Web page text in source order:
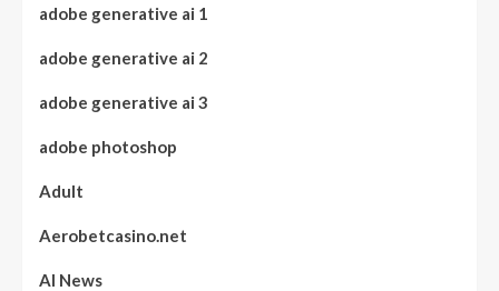
adobe generative ai 1
adobe generative ai 2
adobe generative ai 3
adobe photoshop
Adult
Aerobetcasino.net
AI News